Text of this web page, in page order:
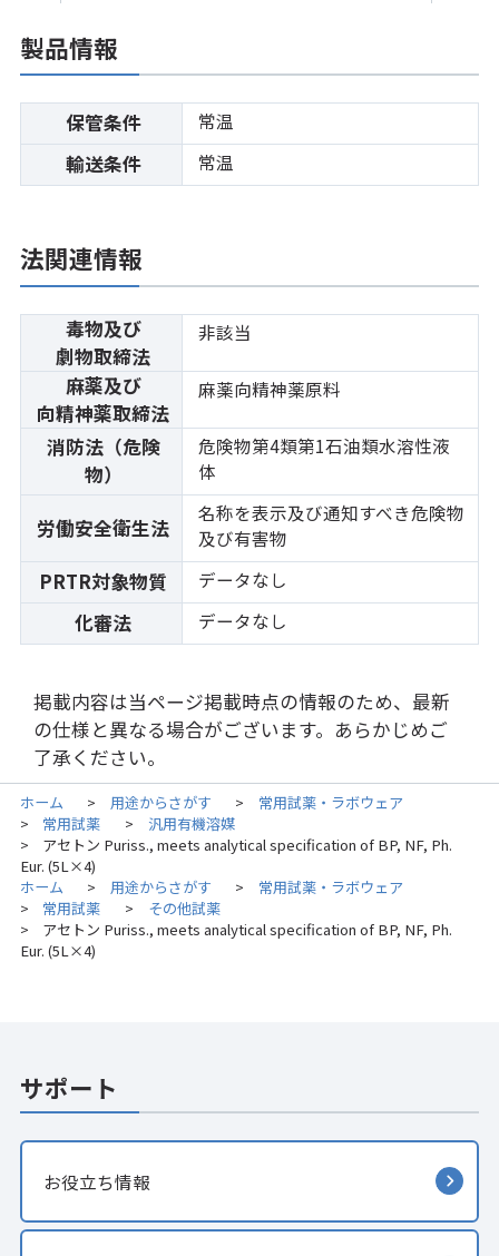
製品情報
保管条件 常温
輸送条件 常温
法関連情報
毒物及び
劇物取締法
非該当
麻薬及び
向精神薬取締法
麻薬向精神薬原料
消防法（危険
物）
危険物第4類第1石油類水溶性液
体
労働安全衛生法
名称を表示及び通知すべき危険物
及び有害物
PRTR対象物質 データなし
化審法 データなし
掲載内容は当ページ掲載時点の情報のため、最新
の仕様と異なる場合がございます。あらかじめご
了承ください。
ホーム > 用途からさがす > 常用試薬・ラボウェア
> 常用試薬 > 汎用有機溶媒
>
アセトン Puriss., meets analytical specification of BP, NF, Ph.
Eur. (5L×4)
ホーム
> 用途からさがす > 常用試薬・ラボウェア
> 常用試薬 > その他試薬
>
アセトン Puriss., meets analytical specification of BP, NF, Ph.
Eur. (5L×4)
サポート
お役立ち情報